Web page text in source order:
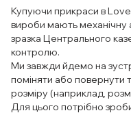
Купуючи прикраси в
вироби мають
зразка Центрального
контролю.
Ми завжди йдемо на
поміняти або повернути
розміру (наприклад,
Для цього потрібно